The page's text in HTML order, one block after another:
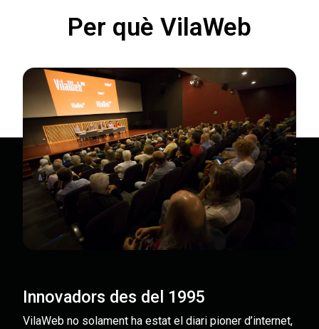
Per què VilaWeb
Innovadors des del 1995
VilaWeb no solament ha estat el diari pioner d’internet,